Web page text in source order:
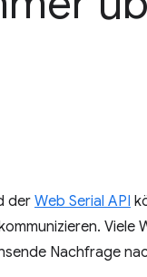
derWeb Serial API
Nachfrage